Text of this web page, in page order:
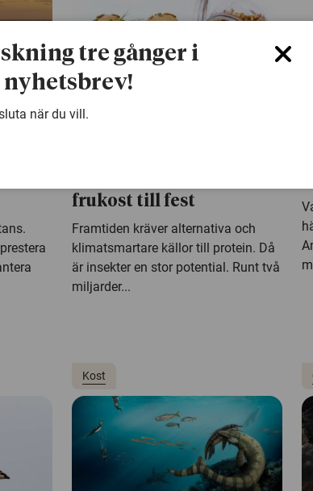
frukost till fest
Framtiden kräver alternativa och
klimatsmartare källor till protein. Då
är insekter en stor potential. Runt två
miljarder...
Kost
tre gånger i
nyhetsbrev!
när du vill.